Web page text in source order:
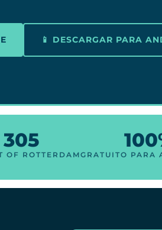
📱 DESCARGAR PARA
305
OF ROTTERDAMGRATUITO PARA